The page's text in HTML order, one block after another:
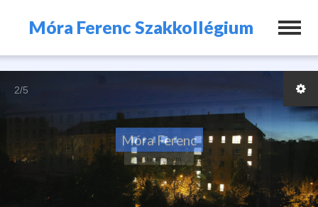
Móra Ferenc Szakkollégium
Legfrissebb híreink
2/5